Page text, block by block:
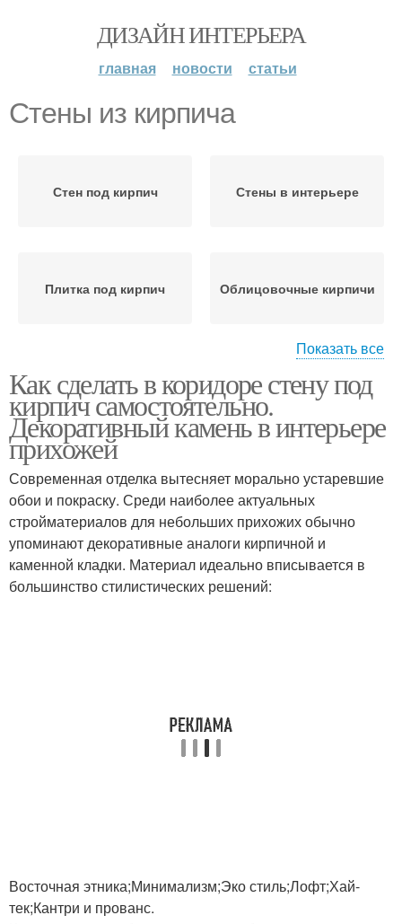
ДИЗАЙН ИНТЕРЬЕРА
главная новости статьи
Стены из кирпича
Стен под кирпич Стены в интерьере
Плитка под кирпич Облицовочные кирпичи
Стены в квартире Обои на стены
Кирпичные стены Стены на балконе
Стен без штукатурки Руки из кирпича
Показать все
Как сделать в коридоре стену под
кирпич самостоятельно.
Декоративный камень в интерьере
прихожей
Современная отделка вытесняет морально устаревшие
обои и покраску. Среди наиболее актуальных
стройматериалов для небольших прихожих обычно
упоминают декоративные аналоги кирпичной и
каменной кладки. Материал идеально вписывается в
большинство стилистических решений:
Восточная этника;Минимализм;Эко стиль;Лофт;Хай-
тек;Кантри и прованс.